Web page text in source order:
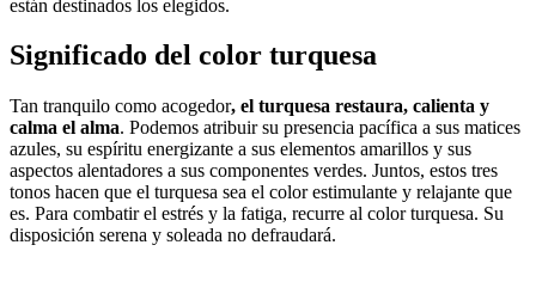
están destinados los elegidos.
Significado del color turquesa
Tan tranquilo como acogedor, el turquesa restaura, calienta y
calma el alma. Podemos atribuir su presencia pacífica a sus matices
azules, su espíritu energizante a sus elementos amarillos y sus
aspectos alentadores a sus componentes verdes. Juntos, estos tres
tonos hacen que el turquesa sea el color estimulante y relajante que
es. Para combatir el estrés y la fatiga, recurre al color turquesa. Su
disposición serena y soleada no defraudará.